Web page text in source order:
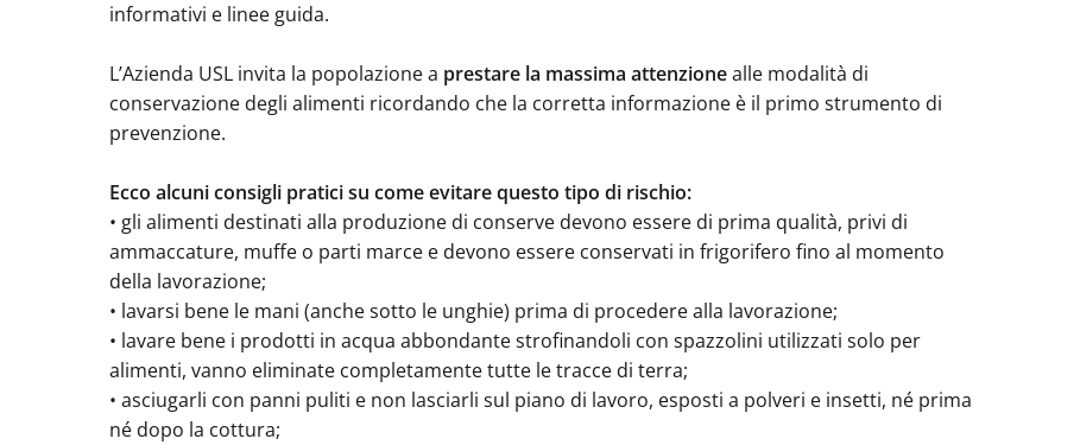
informativi e linee guida.
L’Azienda USL invita la popolazione a prestare la massima attenzionealle modalità di
conservazione degli alimenti ricordando che la corretta informazione è il primo strumento di
prevenzione.
Ecco alcuni consigli pratici su come evitare questo tipo di rischio:
• gli alimenti destinati alla produzione di conserve devono essere di prima qualità, privi di
ammaccature, muffe o parti marce e devono essere conservati in frigorifero fino al momento
della lavorazione;
• lavarsi bene le mani (anche sotto le unghie) prima di procedere alla lavorazione;
• lavare bene i prodotti in acqua abbondante strofinandoli con spazzolini utilizzati solo per
alimenti, vanno eliminate completamente tutte le tracce di terra;
• asciugarli con panni puliti e non lasciarli sul piano di lavoro, esposti a polveri e insetti, né prima
né dopo la cottura;